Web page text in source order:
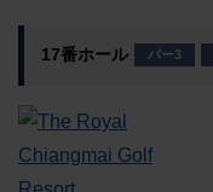
17番ホール パー3